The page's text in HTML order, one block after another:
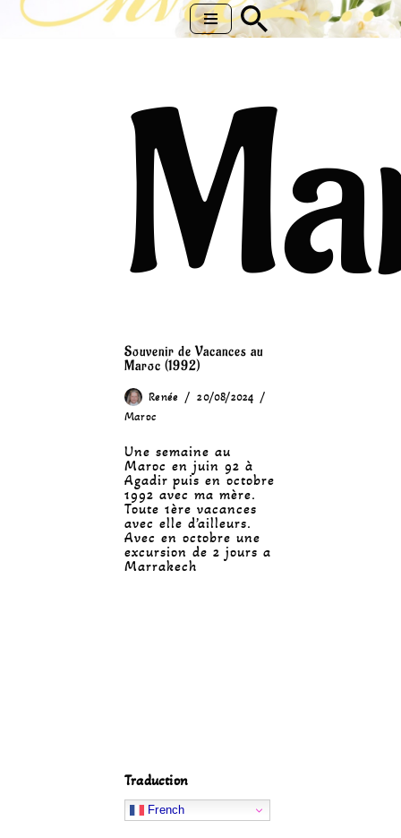
Souvenir de Vacances au
Maroc (1992)
Renée
20/08/2024
Maroc
Une semaine au
Maroc en juin 92 à
Agadir puis en octobre
1992 avec ma mère.
Toute 1ère vacances
avec elle d’ailleurs.
Avec en octobre une
excursion de 2 jours a
Marrakech
Traduction
French